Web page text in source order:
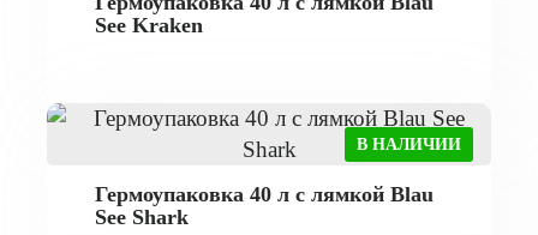
See Kraken
В НАЛИЧИИ
Гермоупаковка 40 л с лямкой Blau
See Shark